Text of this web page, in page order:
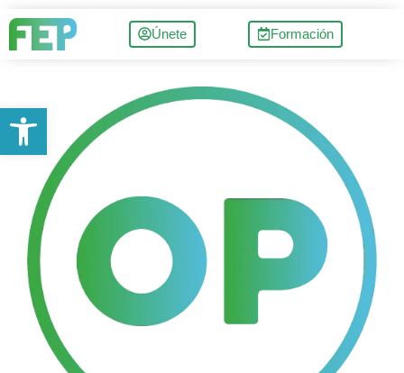
Únete Formación
Abrir barra de herramientas